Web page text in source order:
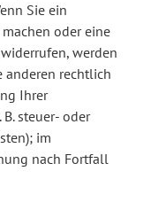
Sie ein
oder eine
werden
anderen rechtlich
Ihrer
steuer- oder
im
nach Fortfall